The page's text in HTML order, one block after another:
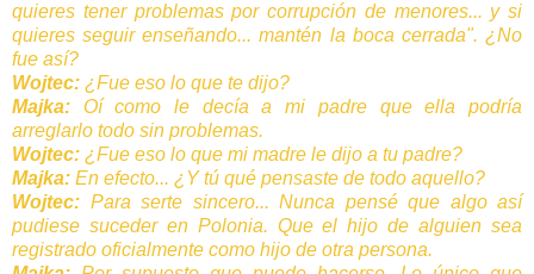
quieres tener problemas por corrupción de menores... y si
quieres seguir enseñando... mantén la boca cerrada". ¿No
fue así?
Wojtec: ¿Fue eso lo que te dijo?
Majka: Oí como le decía a mi padre que ella podría
arreglarlo todo sin problemas.
Wojtec: ¿Fue eso lo que mi madre le dijo a tu padre?
Majka: En efecto... ¿Y tú qué pensaste de todo aquello?
Wojtec: Para serte sincero... Nunca pensé que algo así
pudiese suceder en Polonia. Que el hijo de alguien sea
registrado oficialmente como hijo de otra persona.